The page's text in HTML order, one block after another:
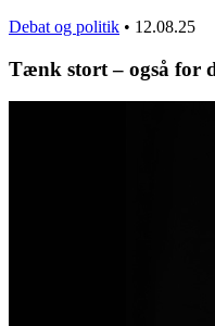
Debat og politik • 12.08.25
Tænk stort – også for